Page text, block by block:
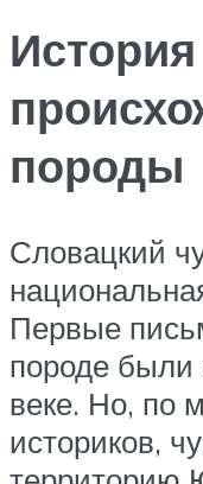
История
породы
Словацкий
Первые
породе
веке. Но, по
историков,